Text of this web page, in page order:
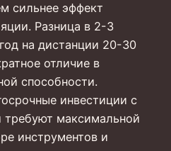
сильнее эффект
Разница в 2-3
на дистанции 20-30
отличие в
способности.
инвестиции с
максимальной
инструментов и